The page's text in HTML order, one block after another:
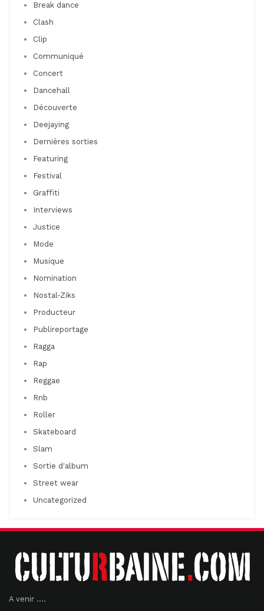
Break dance
Clash
Clip
Communiqué
Concert
Dancehall
Découverte
Deejaying
Dernières sorties
Featuring
Festival
Graffiti
Interviews
Justice
Mode
Musique
Nomination
Nostal-Ziks
Producteur
Publireportage
Ragga
Rap
Reggae
Rnb
Roller
Skateboard
Slam
Sortie d'album
Street wear
Uncategorized
A venir ....